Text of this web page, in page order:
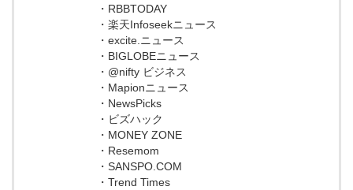
・RBBTODAY
・楽天Infoseekニュース
・excite.ニュース
・BIGLOBEニュース
・@nifty ビジネス
・Mapionニュース
・NewsPicks
・ビズハック
・MONEY ZONE
・Resemom
・SANSPO.COM
・Trend Times